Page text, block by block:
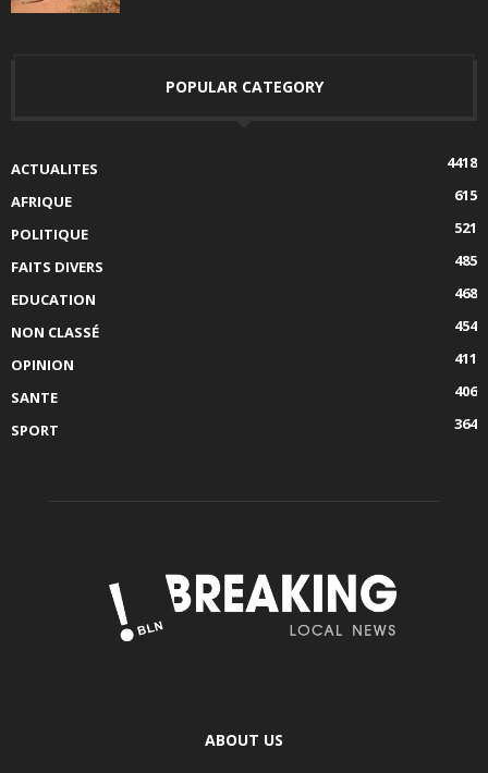
POPULAR CATEGORY
ACTUALITES
4418
AFRIQUE
615
POLITIQUE
521
FAITS DIVERS
485
EDUCATION
468
NON CLASSÉ
454
OPINION
411
SANTE
406
SPORT
364
ABOUT US